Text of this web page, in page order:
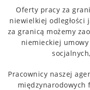
Oferty pracy za
niewielkiej odległości
za granicą możemy
niemieckiej
Pracownicy naszej